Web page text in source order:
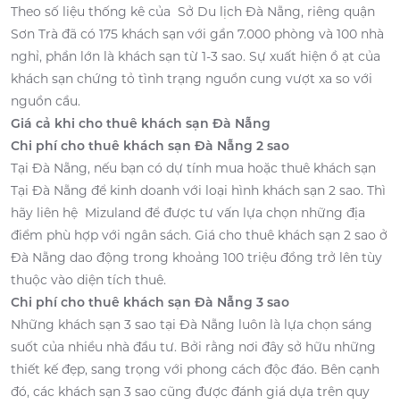
Theo số liệu thống kê của Sở Du lịch Đà Nẵng, riêng quận
Sơn Trà đã có 175 khách sạn với gần 7.000 phòng và 100 nhà
nghỉ, phần lớn là khách sạn từ 1-3 sao. Sự xuất hiện ồ ạt của
khách sạn chứng tỏ tình trạng nguồn cung vượt xa so với
nguồn cầu.
Giá cả khi cho thuê khách sạn Đà Nẵng
Chi phí cho thuê khách sạn Đà Nẵng 2 sao
Tại Đà Nẵng, nếu bạn có dự tính mua hoặc thuê khách sạn
Tại Đà Nẵng để kinh doanh với loại hình khách sạn 2 sao. Thì
hãy liên hệ Mizuland để được tư vấn lựa chọn những địa
điểm phù hợp với ngân sách. Giá cho thuê khách sạn 2 sao ở
Đà Nẵng dao động trong khoảng 100 triệu đồng trở lên tùy
thuộc vào diện tích thuê.
Chi phí cho thuê khách sạn Đà Nẵng 3 sao
Những khách sạn 3 sao tại Đà Nẵng luôn là lựa chọn sáng
suốt của nhiều nhà đầu tư. Bởi rằng nơi đây sở hữu những
thiết kế đẹp, sang trọng với phong cách độc đáo. Bên cạnh
đó, các khách sạn 3 sao cũng được đánh giá dựa trên quy